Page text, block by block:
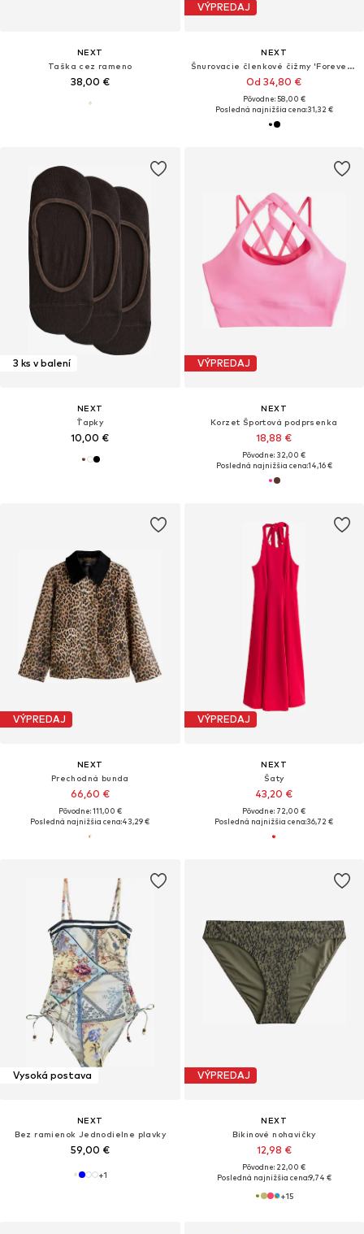
NEXT
Taška cez rameno
38,00 €
VÝPREDAJ
NEXT
Šnurovacie členkové čižmy 'Forever Comfort'
Od 34,80 €
Pôvodne: 58,00 €
Posledná najnižšia cena:31,32 €
3 ks v balení
NEXT
Ťapky
10,00 €
VÝPREDAJ
NEXT
Korzet Športová podprsenka
18,88 €
Pôvodne: 32,00 €
Posledná najnižšia cena:14,16 €
VÝPREDAJ
NEXT
Prechodná bunda
66,60 €
Pôvodne: 111,00 €
Posledná najnižšia cena:43,29 €
VÝPREDAJ
NEXT
Šaty
43,20 €
Pôvodne: 72,00 €
Posledná najnižšia cena:36,72 €
Vysoká postava
NEXT
Bez ramienok Jednodielne plavky
59,00 €
+1
VÝPREDAJ
NEXT
Bikinové nohavičky
12,98 €
Pôvodne: 22,00 €
Posledná najnižšia cena:9,74 €
+15